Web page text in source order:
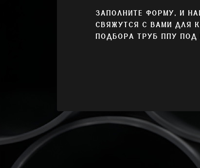
ЗАПОЛНИТЕ ФОРМУ, И
СВЯЖУТСЯ С ВАМИ ДЛЯ
ПОДБОРА ТРУБ ППУ ПОД